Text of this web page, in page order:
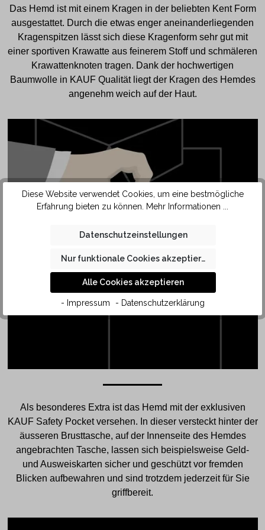
Das Hemd ist mit einem Kragen in der beliebten Kent Form
ausgestattet. Durch die etwas enger aneinanderliegenden
Kragenspitzen lässt sich diese Kragenform sehr gut mit
einer sportiven Krawatte aus feinerem Stoff und schmäleren
Krawattenknoten tragen. Dank der hochwertigen
Baumwolle in KAUF Qualität liegt der Kragen des Hemdes
angenehm weich auf der Haut.
SAFETY
POCKET
Als besonderes Extra ist das Hemd mit der exklusiven
KAUF Safety Pocket versehen. In dieser versteckt hinter der
äusseren Brusttasche, auf der Innenseite des Hemdes
angebrachten Tasche, lassen sich beispielsweise Geld-
und Ausweiskarten sicher und geschützt vor fremden
Blicken aufbewahren und sind trotzdem jederzeit für Sie
griffbereit.
Diese Website verwendet Cookies, um eine bestmögliche
Erfahrung bieten zu können. Mehr Informationen ...
Datenschutzeinstellungen
Nur funktionale Cookies akzeptieren
Alle Cookies akzeptieren
- Impressum - Datenschutzerklärung